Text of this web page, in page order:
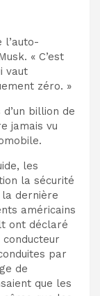
l’auto-
« C’est
vaut
zéro. »
d’un billion de
jamais vu
les
la sécurité
la dernière
américains
ont déclaré
conducteur
par
de
que les